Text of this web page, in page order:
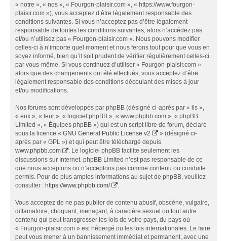
« notre », « nos », « Fourgon-plaisir.com », « https://www.fourgon-
plaisir.com »), vous acceptez d’être légalement responsable des
conditions suivantes. Si vous n’acceptez pas d’être légalement
responsable de toutes les conditions suivantes, alors n’accédez pas
et/ou n’utilisez pas « Fourgon-plaisir.com ». Nous pouvons modifier
celles-ci à n’importe quel moment et nous ferons tout pour que vous en
soyez informé, bien qu’il soit prudent de vérifier régulièrement celles-ci
par vous-même. Si vous continuez d’utiliser « Fourgon-plaisir.com »
alors que des changements ont été effectués, vous acceptez d’être
légalement responsable des conditions découlant des mises à jour
et/ou modifications.
Nos forums sont développés par phpBB (désigné ci-après par « ils »,
« eux », « leur », « logiciel phpBB », « www.phpbb.com », « phpBB
Limited », « Équipes phpBB ») qui est un script libre de forum, déclaré
sous la licence « GNU General Public License v2
» (désigné ci-
après par « GPL ») et qui peut être téléchargé depuis
www.phpbb.com
. Le logiciel phpBB facilite seulement les
discussions sur Internet. phpBB Limited n’est pas responsable de ce
que nous acceptons ou n’acceptons pas comme contenu ou conduite
permis. Pour de plus amples informations au sujet de phpBB, veuillez
consulter : https://www.phpbb.com/
Vous acceptez de ne pas publier de contenu abusif, obscène, vulgaire,
diffamatoire, choquant, menaçant, à caractère sexuel ou tout autre
contenu qui peut transgresser les lois de votre pays, du pays où
« Fourgon-plaisir.com » est hébergé ou les lois internationales. Le faire
peut vous mener à un bannissement immédiat et permanent, avec une